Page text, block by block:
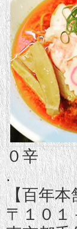
０辛
.
【百年本
〒１０１